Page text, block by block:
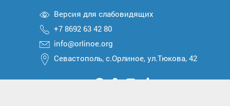
Версия для слабовидящих
+7 8692 63 42 80
info@orlinoe.org
Севастополь, с.Орлиное, ул.Тюкова, 42
МыМыМыМыМы